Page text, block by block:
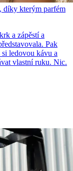
díky kterým parfém
a zápěstí a
Pak
ledovou kávu a
vlastní ruku. Nic.